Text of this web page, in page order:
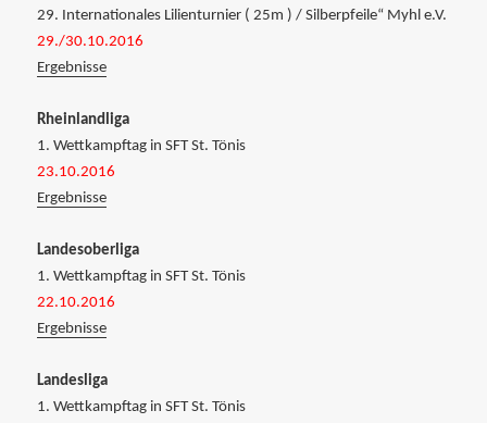
29. Internationales Lilienturnier ( 25m ) / Silberpfeile“ Myhl e.V.
29./30.10.2016
Ergebnisse
Rheinlandliga
1. Wettkampftag in SFT St. Tönis
23.10.2016
Ergebnisse
Landesoberliga
1. Wettkampftag in SFT St. Tönis
22.10.2016
Ergebnisse
Landesliga
1. Wettkampftag in SFT St. Tönis